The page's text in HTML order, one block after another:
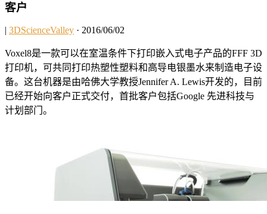
客户
| 3DScienceValley · 2016/06/02
Voxel8是一款可以在室温条件下打印嵌入式电子产品的FFF 3D
打印机，可共同打印热塑性塑料和高导电银墨水来制造电子设
备。这台机器是由哈佛大学教授Jennifer A. Lewis开发的，目前
已经开始向客户正式交付，首批客户包括Google 先进科技与
计划部门。